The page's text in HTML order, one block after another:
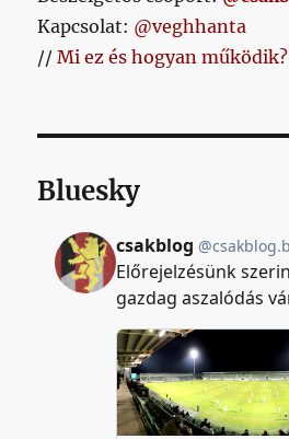
Kapcsolat: @veghhanta
//Mi ez és hogyan működik?
Bluesky